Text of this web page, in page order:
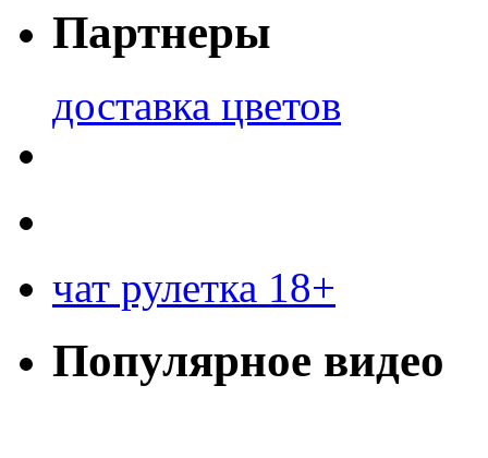
Партнеры
доставка цветов
чат рулетка 18+
Популярное видео